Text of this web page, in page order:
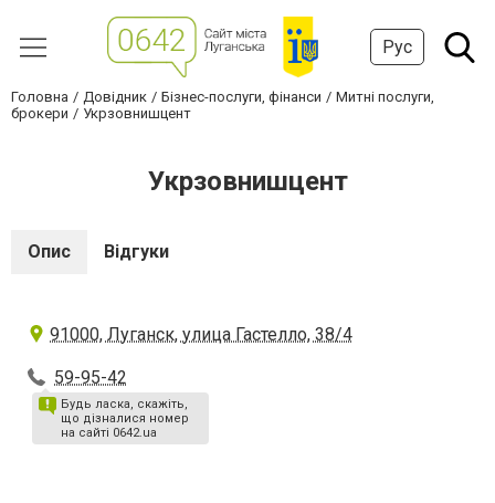
Рус
Головна Довідник Бізнес-послуги, фінанси
Митні послуги,
брокери
Укрзовнишцент
Укрзовнишцент
Опис Відгуки
91000, Луганск, улица Гастелло, 38/4
59-95-42
Будь ласка, скажіть,
що дізналися номер
на сайті 0642.ua